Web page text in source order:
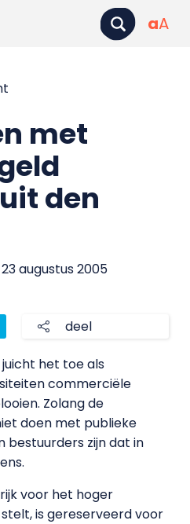
aA
met
den
23 augustus 2005
deel
het toe als
commerciële
Zolang de
doen met publieke
bestuurders zijn dat in
voor het hoger
is gereserveerd voor